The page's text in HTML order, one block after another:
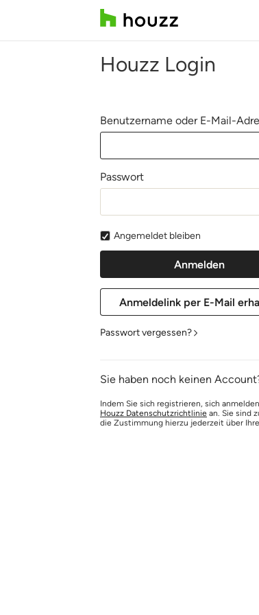
Houzz Login
Benutzername oder E-Mail-
Passwort
Angemeldet bleiben
Passwort vergessen?
Sie haben noch keinen
Indem Sie sich registrieren, sich
Houzz Datenschutzrichtlinie an. Sie sind
die Zustimmung hierzu jederzeit über Ihre